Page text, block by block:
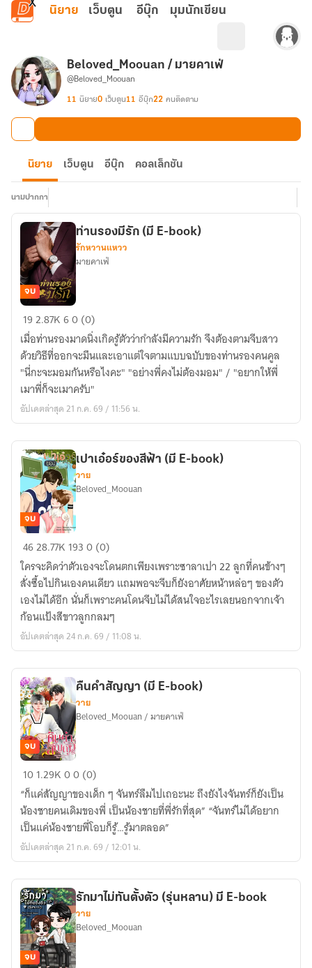
ข้ามไปยังเนื้อหาหลัก
นิยาย เว็บตูน อีบุ๊ก มุมนักเขียน
Beloved_Moouan / มายคาเฟ่
@Beloved_Moouan
11 นิยาย0 เว็บตูน11 อีบุ๊ก22 คนติดตาม
นิยาย เว็บตูน อีบุ๊ก คอลเล็กชัน
นามปากกา
ท่าน
รอง
มี
รัก
(มี
E-
book)
จบ
ท่านรองมีรัก (มี E-book)
รักหวานแหวว
มายคาเฟ่
192.87K60 (0)
เมื่อท่านรองมาดนิ่งเกิดรู้ตัวว่ากำลังมีความรัก จึงต้องตามจีบสาว
ด้วยวิธีที่ออกจะมึนและเอาแต่ใจตามแบบฉบับของท่านรองคนคูล
"นี่กะจะมอมกันหรือไงคะ" "อย่างพี่คงไม่ต้องมอม" / "อยากให้พี่
เมาพี่ก็จะเมาครับ"
อัปเดตล่าสุด 21 ก.ค. 69 / 11:56 น.
เปา
เอ๋
อร์
ของ
สี
ฟ้า
(มี
book)
จบ
เปาเอ๋อร์ของสีฟ้า (มี E-book)
วาย
Beloved_Moouan
4628.77K 1930 (0)
ใครจะคิดว่าตัวเองจะโดนตกเพียงเพราะซาลาเปา 22 ลูกที่คนข้างๆ
สั่งซื้อไปกินเองคนเดียว แถมพอจะจีบก็ยังอาศัยหน้าหล่อๆ ของตัว
เองไม่ได้อีก นั่นก็เพราะคนโดนจีบไม่ได้สนใจอะไรเลยนอกจากเจ้า
ก้อนแป้งสีขาวลูกกลมๆ
อัปเดตล่าสุด 24 ก.ค. 69 / 11:08 น.
คืนคำ
สัญญา
(มี
E-
book)
จบ
คืนคำสัญญา (มี E-book)
วาย
Beloved_Moouan / มายคาเฟ่
101.29K00 (0)
“ก็แค่สัญญาของเด็ก ๆ จันทร์ลืมไปเถอะนะ ถึงยังไงจันทร์ก็ยังเป็น
น้องชายคนเดิมของพี่ เป็นน้องชายที่พี่รักที่สุด” “จันทร์ไม่ได้อยาก
เป็นแค่น้องชายพี่โอบก็รู้…รู้มาตลอด”
อัปเดตล่าสุด 21 ก.ค. 69 / 12:01 น.
จบ
รักมาไม่ทันตั้งตัว (รุ่นหลาน) มี E-book
วาย
Beloved_Moouan